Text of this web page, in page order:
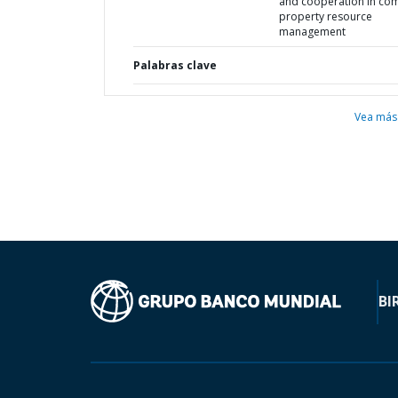
property resource
management
Palabras clave
Vea más